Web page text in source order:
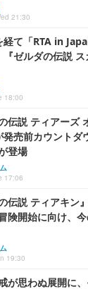
21:30
経て「RTA in
『ゼルダの伝説
18:00
伝説 ティアーズ
売前カウントダ
登場
17:06
伝説 ティアキン
険開始に向け、
19:30
が思わぬ展開に